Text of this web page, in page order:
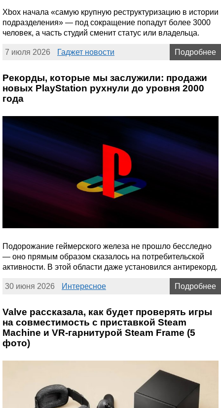
Xbox начала «самую крупную реструктуризацию в истории
подразделения» — под сокращение попадут более 3000
человек, а часть студий сменит статус или владельца.
7 июля 2026 Гаджет новости Подробнее
Рекорды, которые мы заслужили: продажи
новых PlayStation рухнули до уровня 2000
года
Подорожание геймерского железа не прошло бесследно
— оно прямым образом сказалось на потребительской
активности. В этой области даже установился антирекорд.
30 июня 2026 Интересное Подробнее
Valve рассказала, как будет проверять игры
на совместимость с приставкой Steam
Machine и VR-гарнитурой Steam Frame (5
фото)